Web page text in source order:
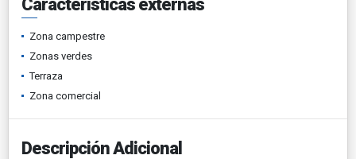
Características externas
Zona campestre
Zonas verdes
Terraza
Zona comercial
Descripción Adicional